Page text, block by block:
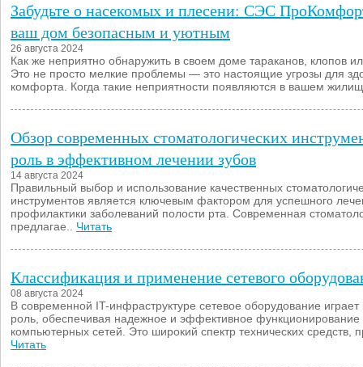
Забудьте о насекомых и плесени: СЭС
ваш дом безопасным и уютным
26 августа 2024
Как же неприятно обнаружить в своем доме тараканов, клопов
Это не просто мелкие проблемы — это настоящие угрозы для
комфорта. Когда такие неприятности появляются в вашем
Обзор современных стоматологических
роль в эффективном лечении зубов
14 августа 2024
Правильный выбор и использование качественных
инструментов является ключевым фактором для успешного
профилактики заболеваний полости рта. Современная
предлагае.. Читать
Классификация и применение сетевого
08 августа 2024
В современной IT-инфраструктуре сетевое оборудование
роль, обеспечивая надежное и эффективное функционирование
компьютерных сетей. Это широкий спектр технических средств,
Читать